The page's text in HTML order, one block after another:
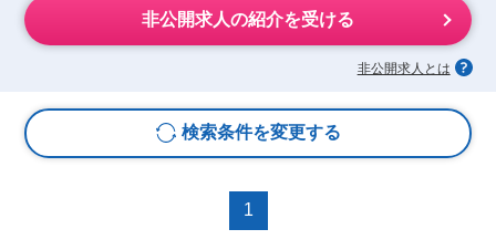
非公開求人の紹介を受ける
非公開求人とは
検索条件を変更する
1